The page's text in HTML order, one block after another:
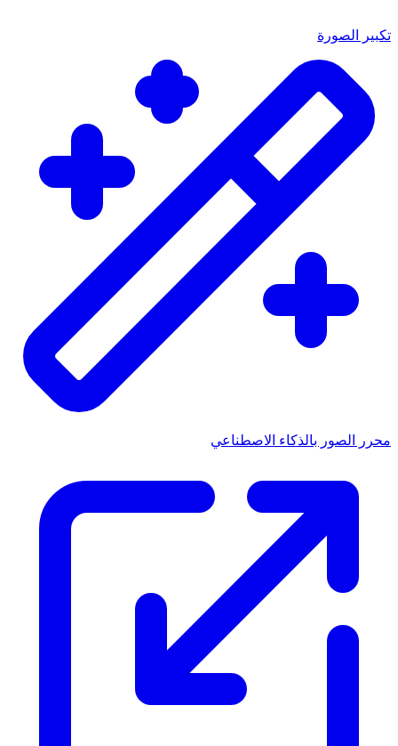
تكبير الصورة
محرر الصور بالذكاء الاصطناعي